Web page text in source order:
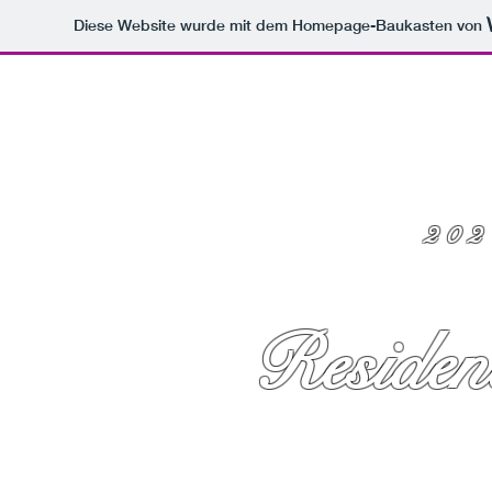
Diese Website wurde mit dem Homepage-Baukasten von